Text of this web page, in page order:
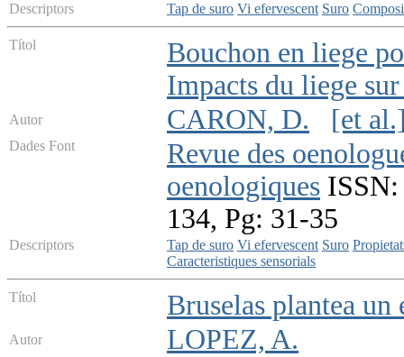
Descriptors Tap de suro Vi efervescent Suro
Títol
Bouchon en liege
Impacts du liege
Autor CARON, D. [et
Dades Font
Revue des
oenologiques
134, Pg: 31-35
Descriptors Tap de suro Vi efervescent Suro
Caracteristiques sensorials
Títol Bruselas plantea un
Autor LOPEZ, A.